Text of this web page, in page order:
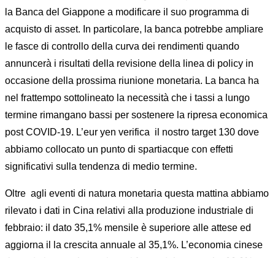
la Banca del Giappone a modificare il suo programma di
acquisto di asset. In particolare, la banca potrebbe ampliare
le fasce di controllo della curva dei rendimenti quando
annuncerà i risultati della revisione della linea di policy in
occasione della prossima riunione monetaria. La banca ha
nel frattempo sottolineato la necessità che i tassi a lungo
termine rimangano bassi per sostenere la ripresa economica
post COVID-19. L’eur yen verifica il nostro target 130 dove
abbiamo collocato un punto di spartiacque con effetti
significativi sulla tendenza di medio termine.
Oltre agli eventi di natura monetaria questa mattina abbiamo
rilevato i dati in Cina relativi alla produzione industriale di
febbraio: il dato 35,1% mensile è superiore alle attese ed
aggiorna il la crescita annuale al 35,1%. L’economia cinese